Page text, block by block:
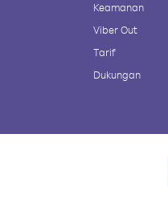
Keamanan
Viber Out
Tarif
Dukungan